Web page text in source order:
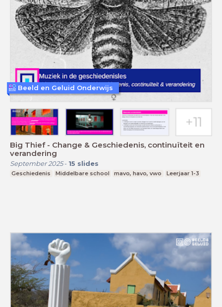
Big Thief - Change & Geschiedenis, continuïteit en
verandering
September 2025- 15 slides
Geschiedenis Middelbare school mavo, havo, vwo Leerjaar 1-3
Beeld en Geluid Onderwijs